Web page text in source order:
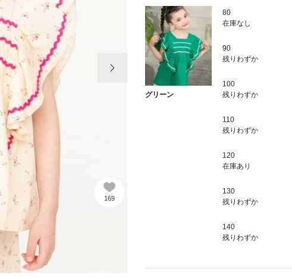
169
グリーン
80
在庫なし
90
残りわずか
100
残りわずか
110
残りわずか
120
在庫あり
130
残りわずか
140
残りわずか